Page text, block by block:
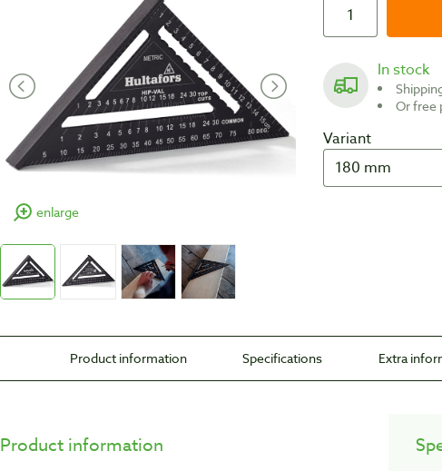
enlarge
In stock
Or
Variant
Product information Specifications Extra
Product information